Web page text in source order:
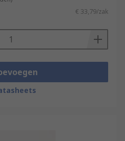
quality terminals and
all of your industrial
€ 33,79/zak